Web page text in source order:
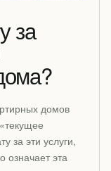
за
домов
за эти услуги,
означает эта